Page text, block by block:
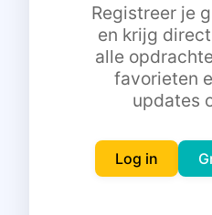
Gratis
Registreer je
en krijg
alle
favorieten
updates
Log in